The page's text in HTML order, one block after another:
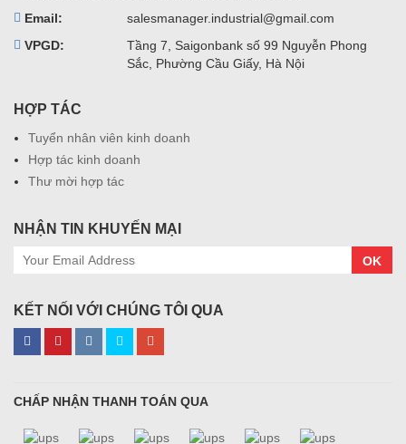
Email:
salesmanager.industrial@gmail.com
VPGD:
Tầng 7, Saigonbank số 99 Nguyễn Phong
Sắc, Phường Cầu Giấy, Hà Nội
HỢP TÁC
Tuyển nhân viên kinh doanh
Hợp tác kinh doanh
Thư mời hợp tác
NHẬN TIN KHUYẾN MẠI
OK
KẾT NỐI VỚI CHÚNG TÔI QUA
CHẤP NHẬN THANH TOÁN QUA